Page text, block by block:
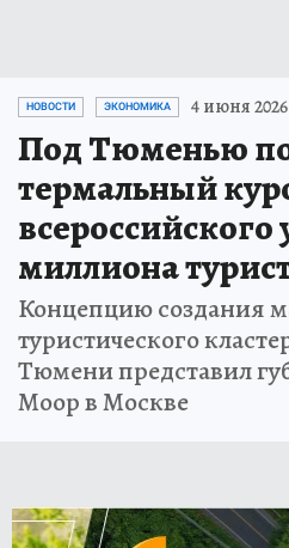
НОВОСТИ ЭКОНОМИКА 4 июня 2026
Под Тюменью
термальный
всероссийского
миллиона
Концепцию создания
туристического
Тюмени представил
Моор в Москве